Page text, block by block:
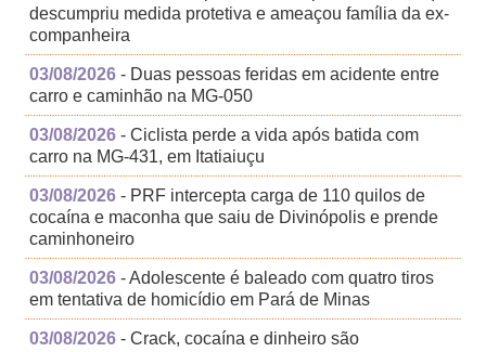
descumpriu medida protetiva e ameaçou família da ex-
companheira
03/08/2026 - Duas pessoas feridas em acidente entre
carro e caminhão na MG-050
03/08/2026 - Ciclista perde a vida após batida com
carro na MG-431, em Itatiaiuçu
03/08/2026 - PRF intercepta carga de 110 quilos de
cocaína e maconha que saiu de Divinópolis e prende
caminhoneiro
03/08/2026 - Adolescente é baleado com quatro tiros
em tentativa de homicídio em Pará de Minas
03/08/2026 - Crack, cocaína e dinheiro são